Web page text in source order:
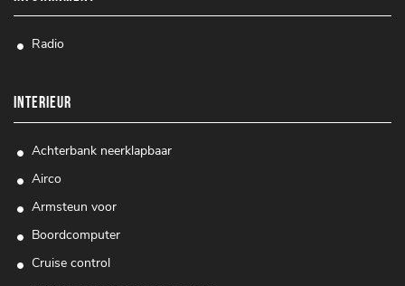
Radio
INTERIEUR
Achterbank neerklapbaar
Airco
Armsteun voor
Boordcomputer
Cruise control